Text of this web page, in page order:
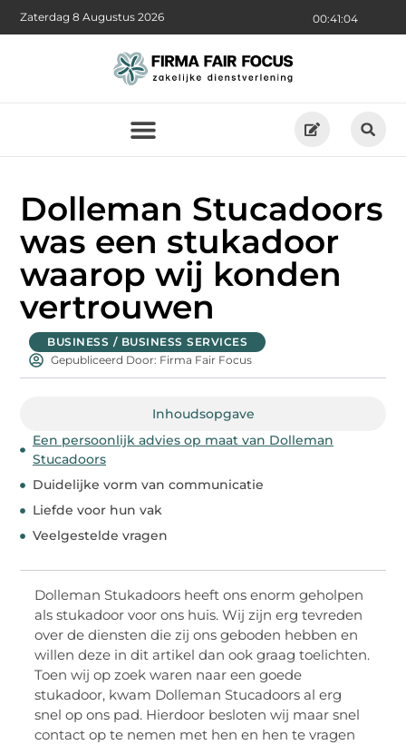
00:41:05
Zaterdag 8 Augustus 2026
Dolleman Stucadoors
was een stukadoor
waarop wij konden
vertrouwen
BUSINESS / BUSINESS SERVICES
Gepubliceerd Door: Firma Fair Focus
Inhoudsopgave
Een persoonlijk advies op maat van Dolleman
Stucadoors
Duidelijke vorm van communicatie
Liefde voor hun vak
Veelgestelde vragen
Dolleman Stukadoors heeft ons enorm geholpen
als stukadoor voor ons huis. Wij zijn erg tevreden
over de diensten die zij ons geboden hebben en
willen deze in dit artikel dan ook graag toelichten.
Toen wij op zoek waren naar een goede
stukadoor, kwam Dolleman Stucadoors al erg
snel op ons pad. Hierdoor besloten wij maar snel
contact op te nemen met hen en hen te vragen